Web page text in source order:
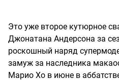
Это уже второе кутюрное
Джонатана Андерсона за
роскошный наряд
замуж за наследника
Марио Хо в июне в